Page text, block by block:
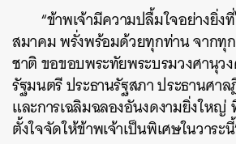
“ข้าพเจ้ามีความปลื้มใจอย่างยิ่ง
สมาคม พรั่งพร้อมด้วยทุกท่าน จาก
ชาติ ขอขอบพระทัยพระบรมวงศานุว
รัฐมนตรี ประธานรัฐสภา ประธานศา
และการเฉลิมฉลองอันงดงามยิ่งให
ตั้งใจจัดให้ข้าพเจ้าเป็นพิเศษในวาระ